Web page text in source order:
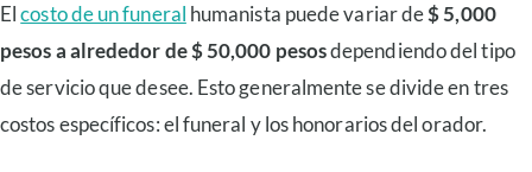
Elcosto de un funeral humanista puede variar de$ 5,000
pesos a alrededor de $ 50,000 pesosdependiendo del tipo
de servicio que desee. Esto generalmente se divide en tres
costos específicos: el funeral y los honorarios del orador.